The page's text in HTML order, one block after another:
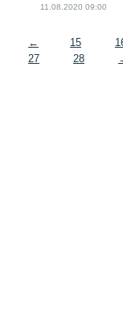
11.08.2020 09:00
← 15
27
28